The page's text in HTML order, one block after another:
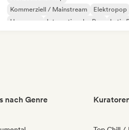
Kommerziell / Mainstream
Elektropop
Hyperpop
Internationaler Pop
Latin
nach Genre